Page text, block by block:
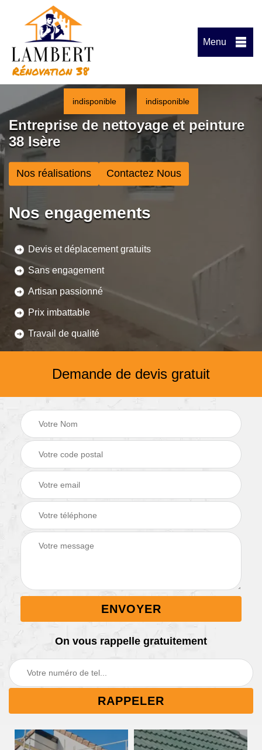
Menu
indisponible indisponible
Entreprise de nettoyage et peinture
38 Isère
Nos réalisations Contactez Nous
Nos engagements
Devis et déplacement gratuits
Sans engagement
Artisan passionné
Prix imbattable
Travail de qualité
Demande de devis gratuit
On vous rappelle gratuitement